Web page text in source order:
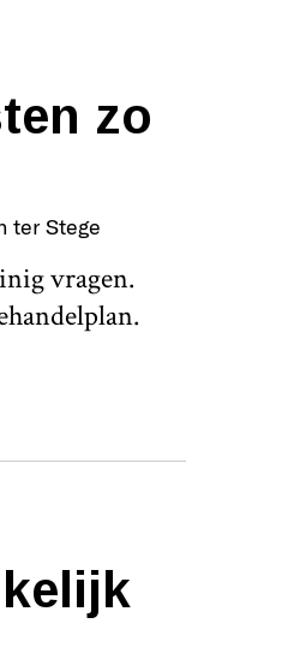
zo
ter Stege
vragen.